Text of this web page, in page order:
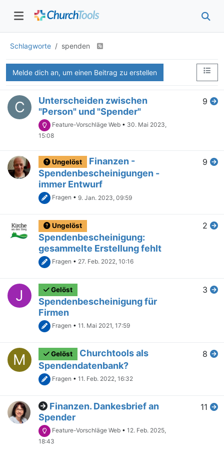
Schlagworte spenden
Melde dich an, um einen Beitrag zu erstellen
C
Unterscheiden zwischen
"Person" und "Spender"
Feature-Vorschläge Web • 30. Mai 2023,
15:08
9
Ungelöst
Finanzen -
Spendenbescheinigungen -
immer Entwurf
Fragen • 9. Jan. 2023, 09:59
9
Ungelöst
Spendenbescheinigung:
gesammelte Erstellung fehlt
Fragen • 27. Feb. 2022, 10:16
2
J Gelöst
Spendenbescheinigung für
Firmen
Fragen • 11. Mai 2021, 17:59
3
M Gelöst
Churchtools als
Spendendatenbank?
Fragen • 11. Feb. 2022, 16:32
8
Finanzen. Dankesbrief an
Spender
Feature-Vorschläge Web • 12. Feb. 2025,
18:43
11